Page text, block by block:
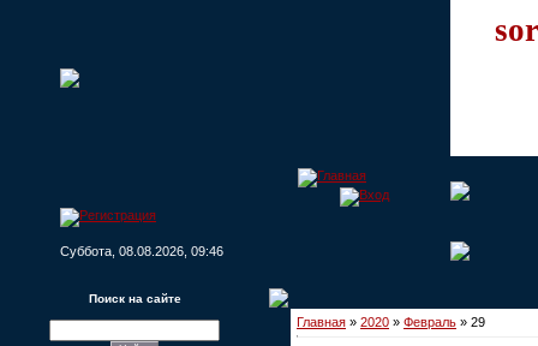
Суббота, 08.08.2026, 09:46
Поиск на сайте
Главная » 2020 » Февраль » 29